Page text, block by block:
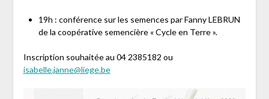
19h : conférence sur les semences par Fanny LEBRUN
de la coopérative semencière « Cycle en Terre ».
Inscription souhaitée au 04 2385182 ou
isabelle.janne@liege.be